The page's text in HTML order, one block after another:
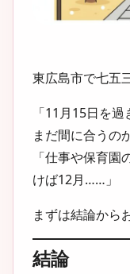
東広島市で七五
「11月15日を
まだ間に合うの
「仕事や保育
けば12月……」
まずは結論から
結論